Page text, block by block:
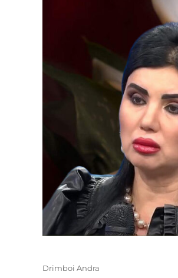
Author
Drimboi Andra